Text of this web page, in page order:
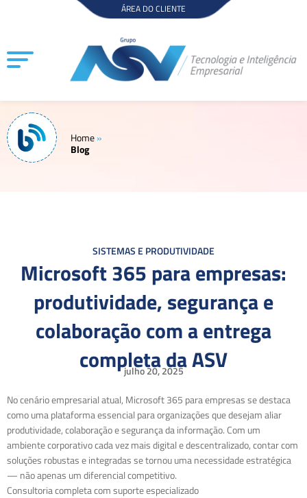
conteúdo
ÁREA DO CLIENTE
Home »
Blog
SISTEMAS E PRODUTIVIDADE
Microsoft 365 para empresas:
produtividade, segurança e
colaboração com a entrega
completa da ASV
julho 20, 2025
No cenário empresarial atual, Microsoft 365 para empresas se destaca
como uma plataforma essencial para organizações que desejam aliar
produtividade, colaboração e segurança da informação. Com um
ambiente corporativo cada vez mais digital e descentralizado, contar com
soluções robustas e integradas se tornou uma necessidade estratégica
— não apenas um diferencial competitivo.
Consultoria completa com suporte especializado